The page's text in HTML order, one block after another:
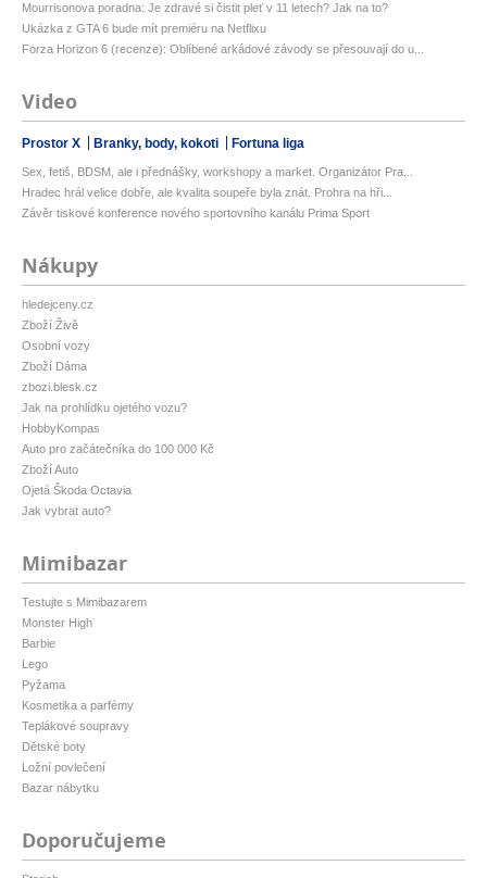
Mourrisonova poradna: Je zdravé si čistit pleť v 11 letech? Jak na to?
Ukázka z GTA 6 bude mít premiéru na Netflixu
Forza Horizon 6 (recenze): Oblíbené arkádové závody se přesouvají do u...
Video
Prostor X Branky, body, kokoti Fortuna liga
Sex, fetiš, BDSM, ale i přednášky, workshopy a market. Organizátor Pra...
Hradec hrál velice dobře, ale kvalita soupeře byla znát. Prohra na hři...
Závěr tiskové konference nového sportovního kanálu Prima Sport
Nákupy
hledejceny.cz
Zboží Živě
Osobní vozy
Zboží Dáma
zbozi.blesk.cz
Jak na prohlídku ojetého vozu?
HobbyKompas
Auto pro začátečníka do 100 000 Kč
Zboží Auto
Ojetá Škoda Octavia
Jak vybrat auto?
Mimibazar
Testujte s Mimibazarem
Monster High
Barbie
Lego
Pyžama
Kosmetika a parfémy
Teplákové soupravy
Dětské boty
Ložní povlečení
Bazar nábytku
Doporučujeme